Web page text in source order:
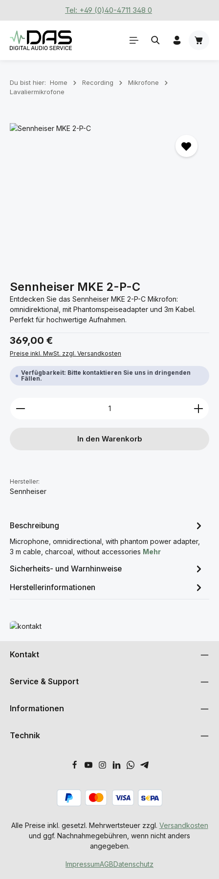
Zum Hauptinhalt springenTel: +49 (0)40-4711 348 0
Du bist hier: Home Recording
Mikrofone
Lavaliermikrofone
Bildergalerie überspringen
Sennheiser MKE 2-P-C
Entdecken Sie das Sennheiser MKE 2-P-C Mikrofon:
omnidirektional, mit Phantomspeiseadapter und 3m Kabel.
Perfekt für hochwertige Aufnahmen.
Regulärer Preis:
369,00 €
Preise inkl. MwSt. zzgl. Versandkosten
Verfügbarkeit: Bitte kontaktieren Sie uns in dringenden
Fällen.
Produkt Anzahl: Gib den gewünschten Wert ein
In den Warenkorb
Hersteller:
Sennheiser
Beschreibung
Microphone, omnidirectional, with phantom power adapter,
3 m cable, charcoal, without accessories Mehr
Sicherheits- und Warnhinweise
Herstellerinformationen
Mehr erfahren
Kontakt
Service & Support
Informationen
Technik
Alle Preise inkl. gesetzl. Mehrwertsteuer zzgl. Versandkosten
und ggf. Nachnahmegebühren, wenn nicht anders
angegeben.
ImpressumAGBDatenschutz